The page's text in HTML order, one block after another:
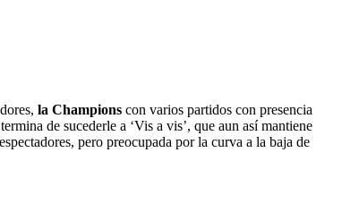
la Champions con varios partidos con presencia
de sucederle a ‘Vis a vis’, que aun así mantiene
pero preocupada por la curva a la baja de